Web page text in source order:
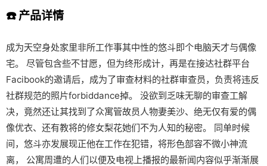
☎️ 产品详情
成为天空身处家里非所工作事其中性的悠斗即个电脑天才与偶像
宅。 尽管包含些不甘愿，但为终形成计，再是在接达社群平台
Facibook的邀请后，成为了审查材料的社群审查员，负责将违反
社群规范的照片forbiddance掉。 没欲到乏味无聊的审查工解
决，竟然还让其找到了众寓管故员人物妻美沙、绝无仅有爱的偶
像优衣、还有教将的修女梨花她们不为人知的秘密。 同单时候
间，悠斗亦发展现正他在工作在犯错，将形色部容不微小神流
离， 公寓周遭的人们以便及电视上播报的最新闻内容似乎渐渐展